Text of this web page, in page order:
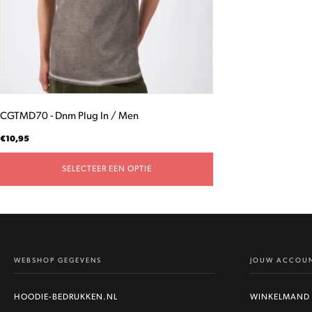
CGTMD70 - Dnm Plug In / Men
€10,95
SELECTEER EEN OPTIE
productpagina
WEBSHOP GEGEVENS
HOODIE-BEDRUKKEN.NL
JOUW
WINKELMAND